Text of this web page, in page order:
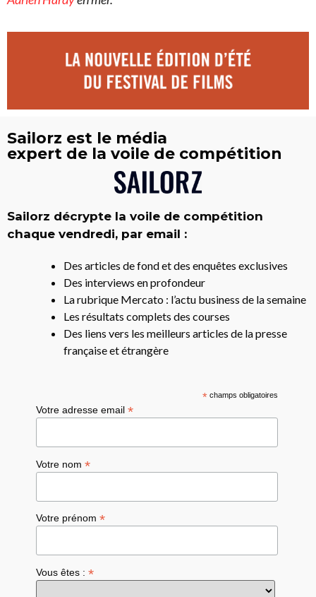
Sailorz est le média
expert de la voile de compétition
Sailorz décrypte la voile de compétition
chaque vendredi, par email :
Des articles de fond et des enquêtes exclusives
Des interviews en profondeur
La rubrique Mercato : l’actu business de la semaine
Les résultats complets des courses
Des liens vers les meilleurs articles de la presse
française et étrangère
*champs obligatoires
Votre adresse email*
Votre nom*
Votre prénom*
Vous êtes :*